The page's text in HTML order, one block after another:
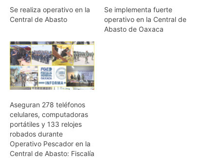
Se realiza operativo en la
Central de Abasto
Se implementa fuerte
operativo en la Central de
Abasto de Oaxaca
Aseguran 278 teléfonos
celulares, computadoras
portátiles y 133 relojes
robados durante
Operativo Pescador en la
Central de Abasto: Fiscalía